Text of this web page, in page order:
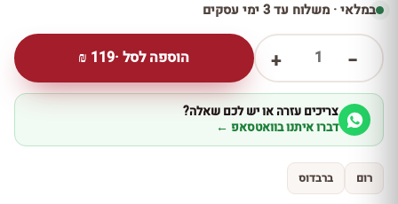
במלאי · משלוח עד 3 ימי עסקים
−
1
+ הוספה לסל ·119
₪
צריכים עזרה או יש לכם שאלה?
דברו איתנו בוואטסאפ ←
רום ברבדוס